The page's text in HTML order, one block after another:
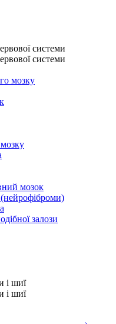
системи
системи
мозку
мозок
залози
і шиї
і шиї